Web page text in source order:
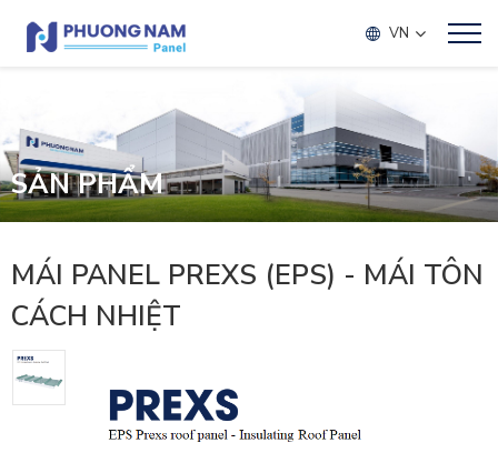
VN
SẢN PHẨM
MÁI PANEL PREXS (EPS) - MÁI TÔN
CÁCH NHIỆT